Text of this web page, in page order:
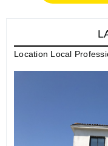
Location Local